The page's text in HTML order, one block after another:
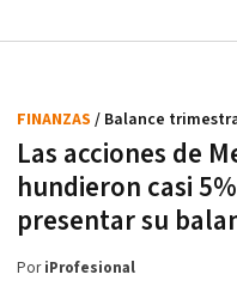
Las acciones de
hundieron casi
presentar su
FINANZAS / Balance
PoriProfesional